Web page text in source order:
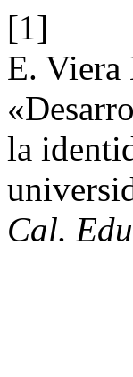
[1]
E. Viera
la
Cal.